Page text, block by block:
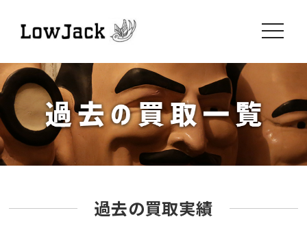
toggle
過去の買取実績